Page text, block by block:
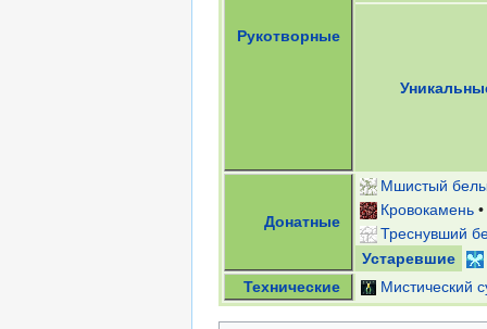
Рукотворные
Донатные
Мшистый
Кровокамень
Треснувший
Устаревшие
Технические
Мистический